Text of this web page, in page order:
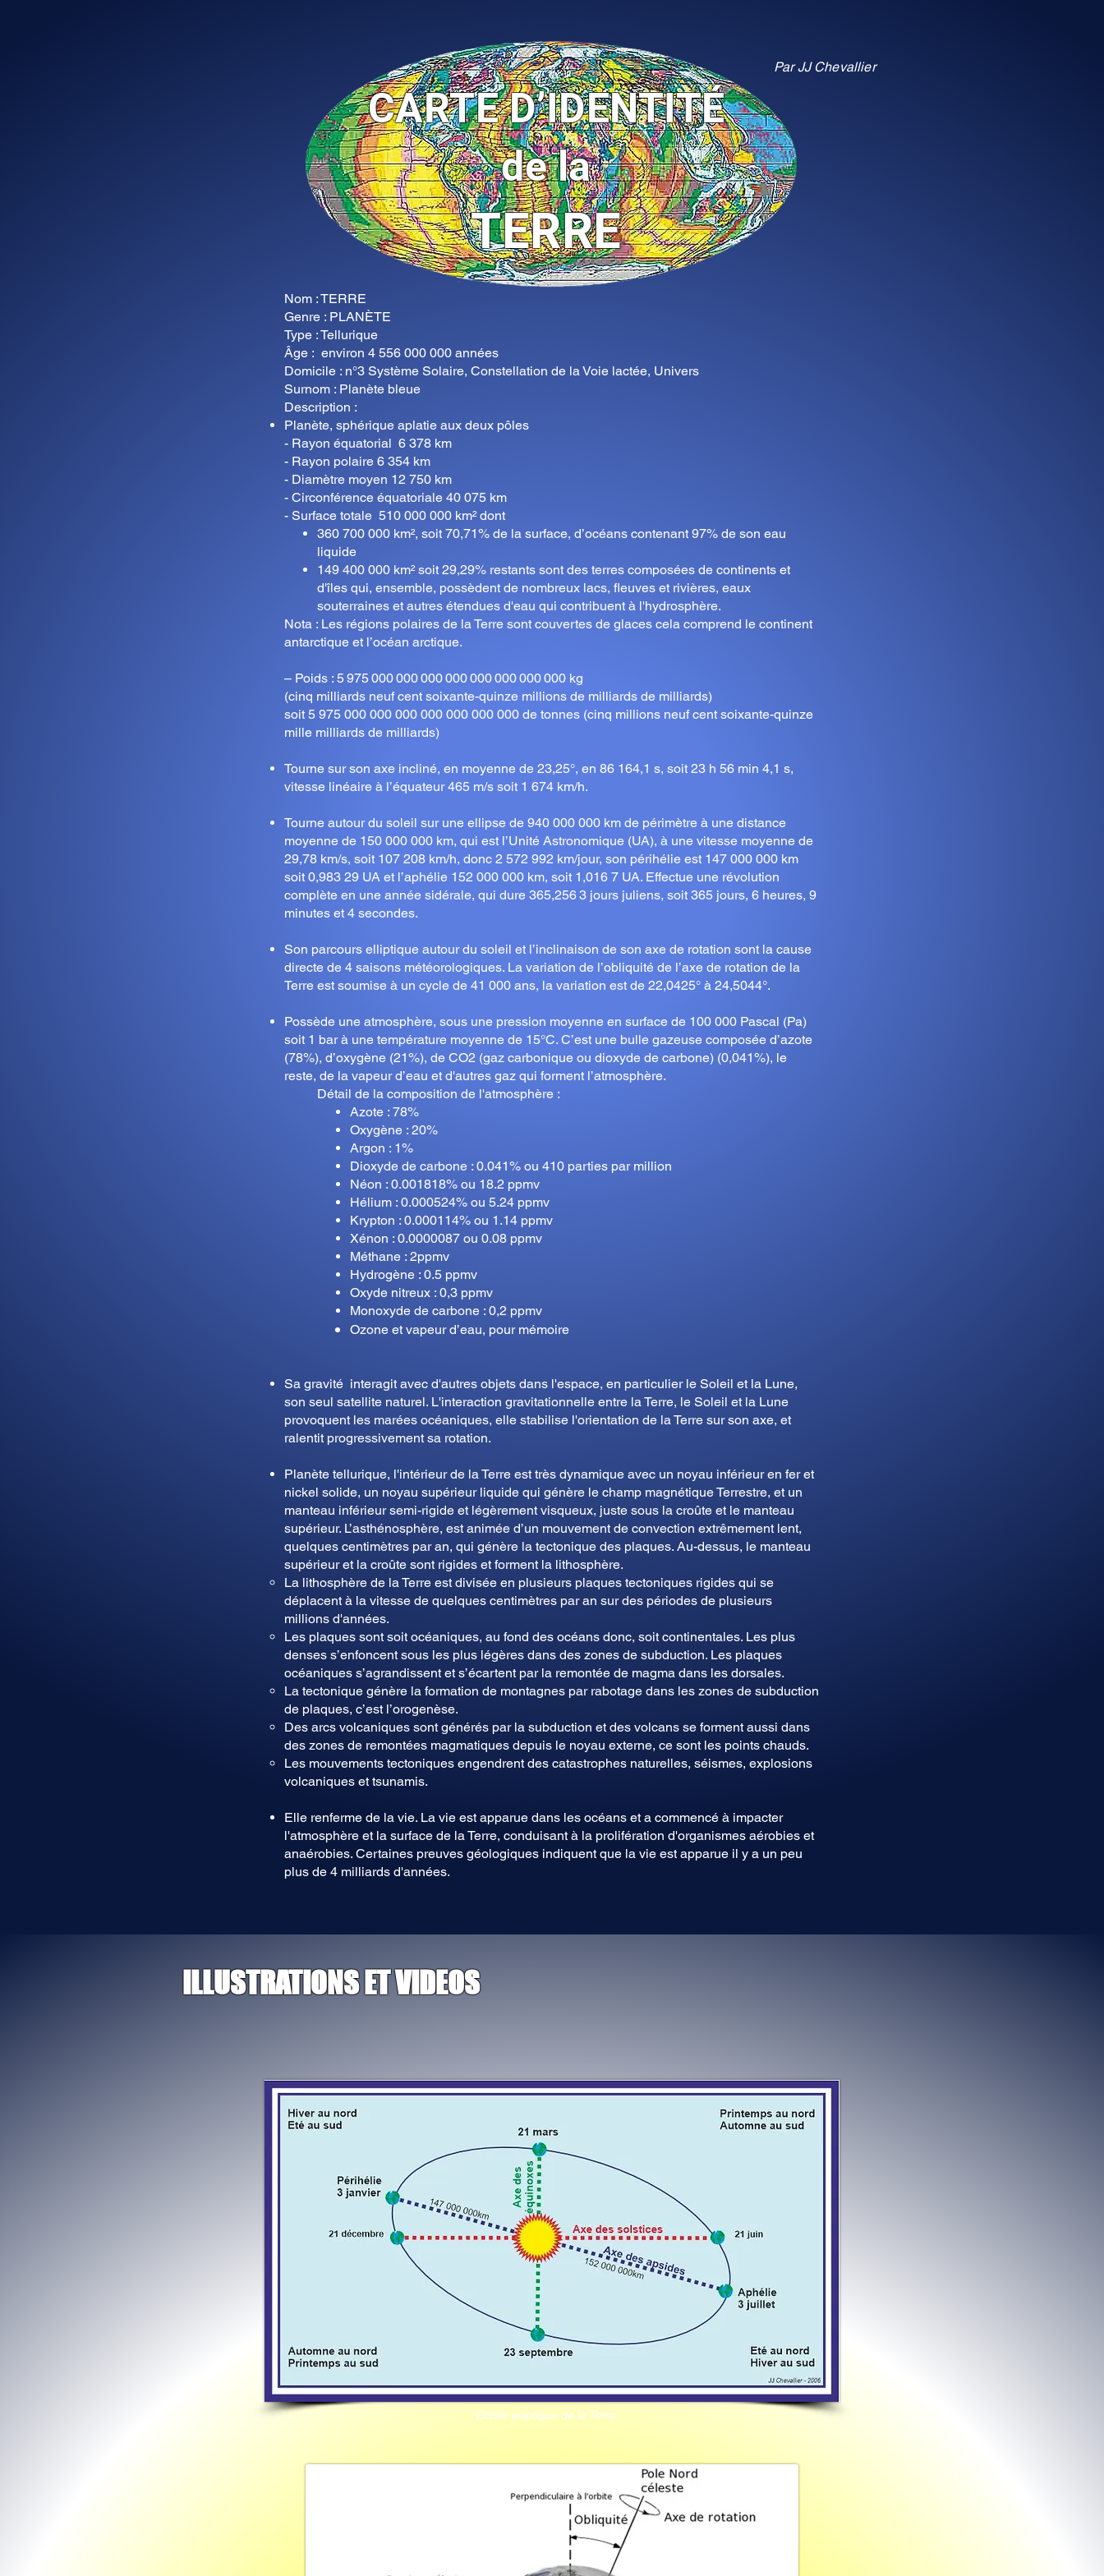
CARTE D’IDENTITÉ
de la
TERRE
Par JJ Chevallier
Nom : TERRE
Genre : PLANÈTE
Type : Tellurique
Âge : environ 4 556 000 000 années
Domicile : n°3 Système Solaire, Constellation de la Voie lactée, Univers
Surnom : Planète bleue
Description :
Planète, sphérique aplatie aux deux pôles
- Rayon équatorial 6 378 km
- Rayon polaire 6 354 km
- Diamètre moyen 12 750 km
- Circonférence équatoriale 40 075 km
- Surface totale 510 000 000 km² dont
360 700 000 km², soit 70,71% de la surface, d’océans contenant 97% de son eau
liquide
149 400 000 km² soit 29,29% restants sont des terres composées de continents et
d'îles qui, ensemble, possèdent de nombreux lacs, fleuves et rivières, eaux
souterraines et autres étendues d'eau qui contribuent à l'hydrosphère.
Nota : Les régions polaires de la Terre sont couvertes de glaces cela comprend le continent
antarctique et l’océan arctique.
– Poids : 5 975 000 000 000 000 000 000 000 000 kg
(cinq milliards neuf cent soixante-quinze millions de milliards de milliards)
soit 5 975 000 000 000 000 000 000 000 de tonnes (cinq millions neuf cent soixante-quinze
mille milliards de milliards)
Tourne sur son axe incliné, en moyenne de 23,25°, en 86 164,1 s, soit 23 h 56 min 4,1 s,
vitesse linéaire à l’équateur 465 m/s soit 1 674 km/h.
Tourne autour du soleil sur une ellipse de 940 000 000 km de périmètre à une distance
moyenne de 150 000 000 km, qui est l’Unité Astronomique (UA), à une vitesse moyenne de
29,78 km/s, soit 107 208 km/h, donc 2 572 992 km/jour, son périhélie est 147 000 000 km
soit 0,983 29 UA et l’aphélie 152 000 000 km, soit 1,016 7 UA. Effectue une révolution
complète en une année sidérale, qui dure 365,256 3 jours juliens, soit 365 jours, 6 heures, 9
minutes et 4 secondes.​
Son parcours elliptique autour du soleil et l’inclinaison de son axe de rotation sont la cause
directe de 4 saisons météorologiques. La variation de l’obliquité de l’axe de rotation de la
Terre est soumise à un cycle de 41 000 ans, la variation est de 22,0425° à 24,5044°.
Possède une atmosphère, sous une pression moyenne en surface de 100 000 Pascal (Pa)
soit 1 bar à une température moyenne de 15°C. C’est une bulle gazeuse composée d’azote
(78%), d’oxygène (21%), de CO2 (gaz carbonique ou dioxyde de carbone) (0,041%), le
reste, de la vapeur d’eau et d'autres gaz qui forment l’atmosphère.
Détail de la composition de l'atmosphère :
Azote : 78%
Oxygène : 20%
Argon : 1%
Dioxyde de carbone : 0.041% ou 410 parties par million
Néon : 0.001818% ou 18.2 ppmv
Hélium : 0.000524% ou 5.24 ppmv
Krypton : 0.000114% ou 1.14 ppmv
Xénon : 0.0000087 ou 0.08 ppmv
Méthane : 2ppmv
Hydrogène : 0.5 ppmv
Oxyde nitreux : 0,3 ppmv
Monoxyde de carbone : 0,2 ppmv
Ozone et vapeur d’eau, pour mémoire
Sa gravité interagit avec d'autres objets dans l'espace, en particulier le Soleil et la Lune,
son seul satellite naturel. L'interaction gravitationnelle entre la Terre, le Soleil et la Lune
provoquent les marées océaniques, elle stabilise l'orientation de la Terre sur son axe, et
ralentit progressivement sa rotation.
Planète tellurique, l'intérieur de la Terre est très dynamique avec un noyau inférieur en fer et
nickel solide, un noyau supérieur liquide qui génère le champ magnétique Terrestre, et un
manteau inférieur semi-rigide et légèrement visqueux, juste sous la croûte et le manteau
supérieur. L’asthénosphère, est animée d’un mouvement de convection extrêmement lent,
quelques centimètres par an, qui génère la tectonique des plaques. Au-dessus, le manteau
supérieur et la croûte sont rigides et forment la lithosphère.
La lithosphère de la Terre est divisée en plusieurs plaques tectoniques rigides qui se
déplacent à la vitesse de quelques centimètres par an sur des périodes de plusieurs
millions d'années.
Les plaques sont soit océaniques, au fond des océans donc, soit continentales. Les plus
denses s’enfoncent sous les plus légères dans des zones de subduction. Les plaques
océaniques s’agrandissent et s’écartent par la remontée de magma dans les dorsales.
La tectonique génère la formation de montagnes par rabotage dans les zones de subduction
de plaques, c’est l’orogenèse.
Des arcs volcaniques sont générés par la subduction et des volcans se forment aussi dans
des zones de remontées magmatiques depuis le noyau externe, ce sont les points chauds.
Les mouvements tectoniques engendrent des catastrophes naturelles, séismes, explosions
volcaniques et tsunamis.
Elle renferme de la vie. La vie est apparue dans les océans et a commencé à impacter
l'atmosphère et la surface de la Terre, conduisant à la prolifération d'organismes aérobies et
anaérobies. Certaines preuves géologiques indiquent que la vie est apparue il y a un peu
plus de 4 milliards d'années.
ILLUSTRATIONS ET VIDEOS
Orbite elliptique de la Terre.